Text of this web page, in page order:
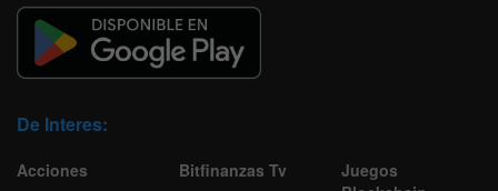
De Interes:
Acciones
Bitfinanzas Tv
Juegos